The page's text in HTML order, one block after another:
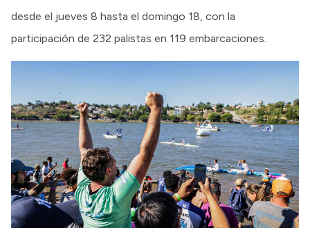
desde el jueves 8 hasta el domingo 18, con la
participación de 232 palistas en 119 embarcaciones.